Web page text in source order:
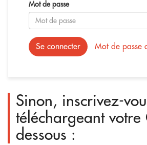
Mot de passe
Se connecter Mot de passe
Sinon, inscrivez-
téléchargeant votre
dessous :